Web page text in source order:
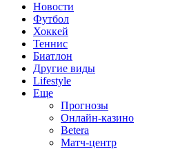
Новости
Футбол
Хоккей
Теннис
Биатлон
Другие виды
Lifestyle
Еще
Прогнозы
Онлайн-казино
Betera
Матч-центр